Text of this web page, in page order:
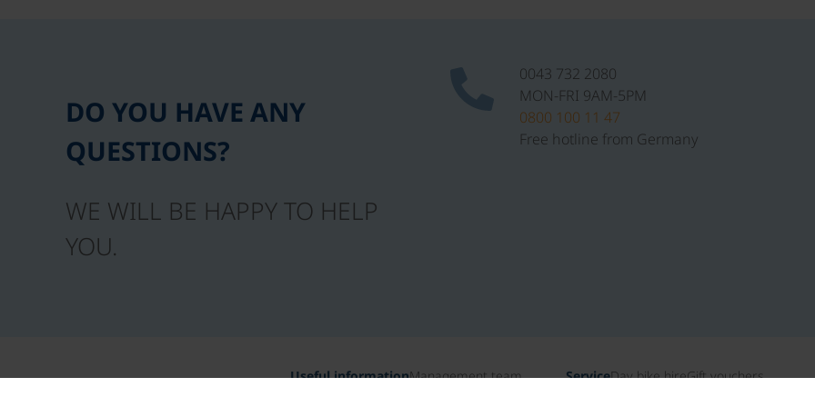
DO YOU HAVE ANY
QUESTIONS?
WE WILL BE HAPPY TO HELP
YOU.
0043 732 2080
MON-FRI 9AM-5PM
0800 100 11 47
Free hotline from Germany
Useful informationManagement team
ServiceDay bike hireGift vouchers